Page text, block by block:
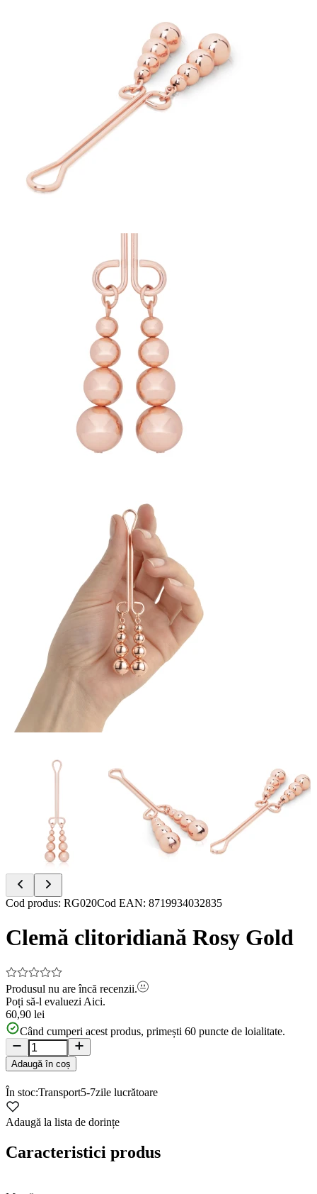
Item
of
5
Cod produs: RG020Cod EAN: 8719934032835
Clemă clitoridiană Rosy Gold
Produsul nu are încă recenzii.
Poți să-l evaluezi Aici.
60,90 lei
Când cumperi acest produs, primești 60 puncte de loialitate.
Adaugă în coș
În stoc:Transport5-7zile lucrătoare
Adaugă la lista de dorințe
Caracteristici produs